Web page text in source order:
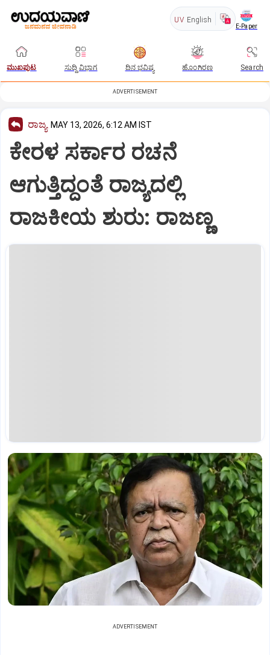
UV English
E-Paper
ಮುಖಪುಟ ಸುದ್ದಿ ವಿಭಾಗ ದಿನ ಭವಿಷ್ಯ ಹೊಂಗಿರಣ Search
ADVERTISEMENT
ರಾಜ್ಯ MAY 13, 2026, 6:12 AM IST
ಕೇರಳ ಸರ್ಕಾರ ರಚನೆ
ಆಗುತ್ತಿದ್ದಂತೆ ರಾಜ್ಯದಲ್ಲಿ
ರಾಜಕೀಯ ಶುರು: ರಾಜಣ್ಣ
ADVERTISEMENT